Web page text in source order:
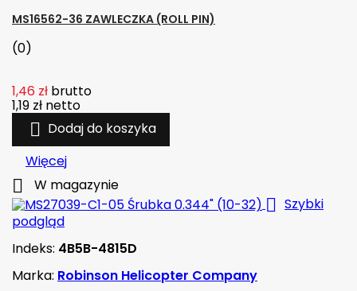
MS16562-36 ZAWLECZKA (ROLL PIN)
(0)
1,46 zł brutto
1,19 zł netto
 Dodaj do koszyka
Więcej
 W magazynie
 Szybki
podgląd
Indeks: 4B5B-4815D
Marka: Robinson Helicopter Company